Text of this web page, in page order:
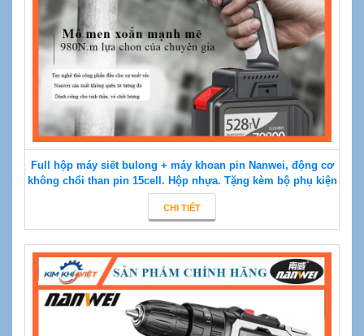
Full hộp máy siết bulong + máy khoan pin Nanwei, động cơ
không chổi than pin 15cell. Hộp nhựa. Tặng kèm bộ phụ kiện
CHI TIẾT